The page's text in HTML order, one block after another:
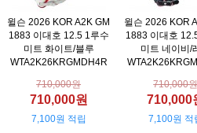
윌슨 2026 KOR A2K GM
1883 이대호 12.5 1루수
미트 화이트/블루
WTA2K26KRGMDH4R
710,000원
710,000원
7,100원 적립
윌슨 2026 KOR
1883 이대호
미트 네이비/
710,000
710,000
7,100원 적